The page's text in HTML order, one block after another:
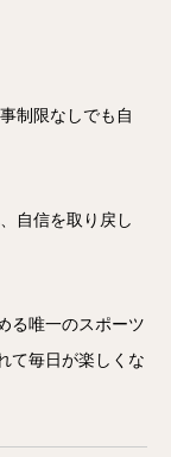
制限なしでも自
自信を取り戻し
る唯一のスポーツ
て毎日が楽しくな